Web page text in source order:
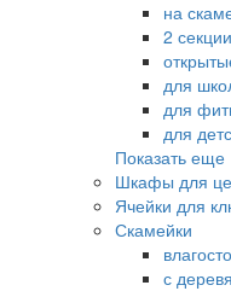
на
2 секции
для
для
для
Показать еще
Шкафы для
Ячейки для
Скамейки
с